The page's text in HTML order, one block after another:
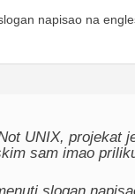
napisao na
UNIX, projekat
sam imao